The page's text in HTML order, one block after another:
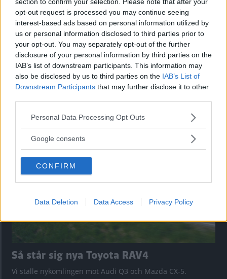
opt-out request is processed you may continue seeing
interest-based ads based on personal information utilized by
us or personal information disclosed to third parties prior to
your opt-out. You may separately opt-out of the further
disclosure of your personal information by third parties on the
IAB’s list of downstream participants. This information may
also be disclosed by us to third parties on the IAB’s List of
Downstream Participants that may further disclose it to other
Please note that this website/app uses one or more Google
not limited to your visit or usage behaviour. You may click to
use your data for below specified purposes in below Google
consent section.
Personal Data Processing Opt Outs
Google consents
CONFIRM
Data Deletion Data Access Privacy Policy
”God chans att bli ny favorit”
nu på av eldrivna Toyota bZ4X Touring. Vi provkör.
Så står sig nya Toyota RAV4
Vi ställe nykomlingen mot Audi Q3 och Mazda CX-5.